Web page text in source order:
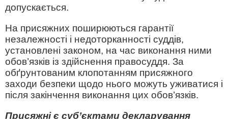
допускається.
На присяжних поширюються гарантії
незалежності і недоторканності суддів,
установлені законом, на час виконання ними
обов’язків із здійснення правосуддя. За
обґрунтованим клопотанням присяжного
заходи безпеки щодо нього можуть уживатися і
після закінчення виконання цих обов’язків.
Присяжні є суб’єктами декларування